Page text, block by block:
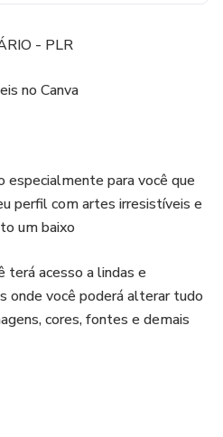
- PLR
no Canva
especialmente para você que
perfil com artes irresistíveis e
um baixo
terá acesso a lindas e
onde você poderá alterar tudo
cores, fontes e demais